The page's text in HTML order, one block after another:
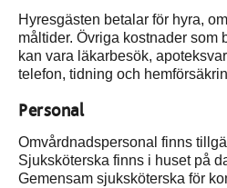
Hyresgästen betalar för hyra,
måltider. Övriga kostnader som
kan vara läkarbesök,
telefon, tidning och
Personal
Omvårdnadspersonal finns
Sjuksköterska finns i huset på
Gemensam sjuksköterska för